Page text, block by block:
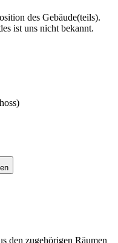
des Gebäude(teils).
ist uns nicht bekannt.
den zugehörigen Räumen